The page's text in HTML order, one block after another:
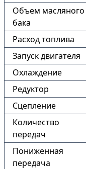
Объем масляного
бака
Расход топлива
Запуск двигателя
Охлаждение
Редуктор
Сцепление
Количество
передач
Пониженная
передача